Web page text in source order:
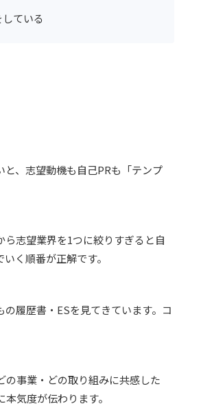
ている
と、志望動機も自己PRも「テンプ
志望業界を1つに絞りすぎると自
く順番が正解です。
履歴書・ESを見てきています。コ
事業・どの取り組みに共感した
気度が伝わります。